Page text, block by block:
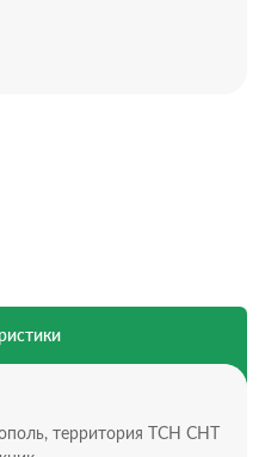
установку газового
(есть возможность
гостиная, санузел,
территория ТСН СНТ